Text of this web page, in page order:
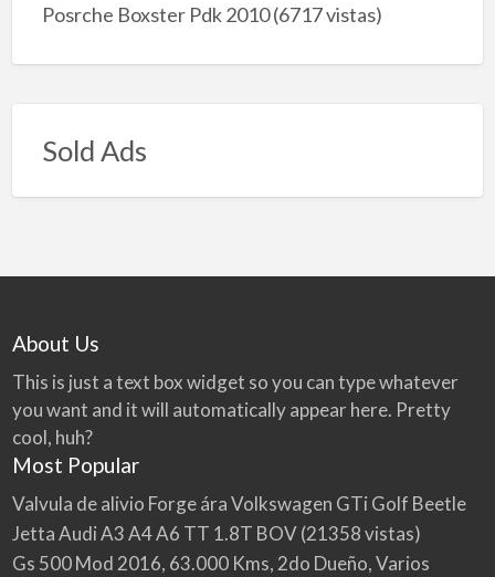
Posrche Boxster Pdk 2010(6717 vistas)
Sold Ads
About Us
This is just a text box widget so you can type whatever
you want and it will automatically appear here. Pretty
cool, huh?
Most Popular
Valvula de alivio Forge ára Volkswagen GTi Golf Beetle
Jetta Audi A3 A4 A6 TT 1.8T BOV(21358 vistas)
Gs 500 Mod 2016, 63.000 Kms, 2do Dueño, Varios